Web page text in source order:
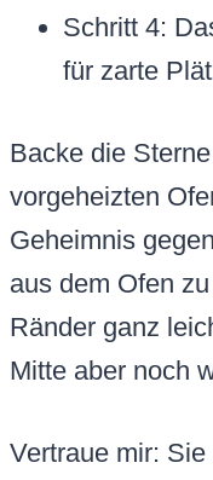
Schritt 4:
für zarte
Backe die
vorgeheizten
Geheimnis
aus dem Ofen
Ränder ganz
Mitte aber noch
Vertraue mir: